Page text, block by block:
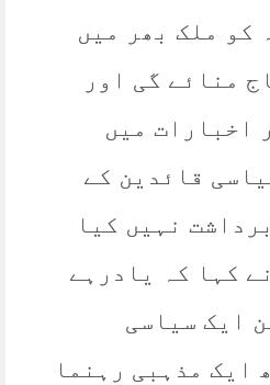
کو ملک بھر میں
منائے گی اور
اخبارات میں
قائدین کے
نہیں کیا
کہا کہ یادرہے
ایک سیاسی
ایک مذہبی رہنما